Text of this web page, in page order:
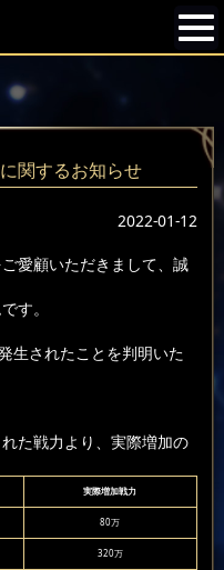
関するお知らせ
2022-01-12
愛顧いただきまして、誠
す。
生されたことを判明いた
た戦力より、実際増加の
実際増加戦力
80万
320万